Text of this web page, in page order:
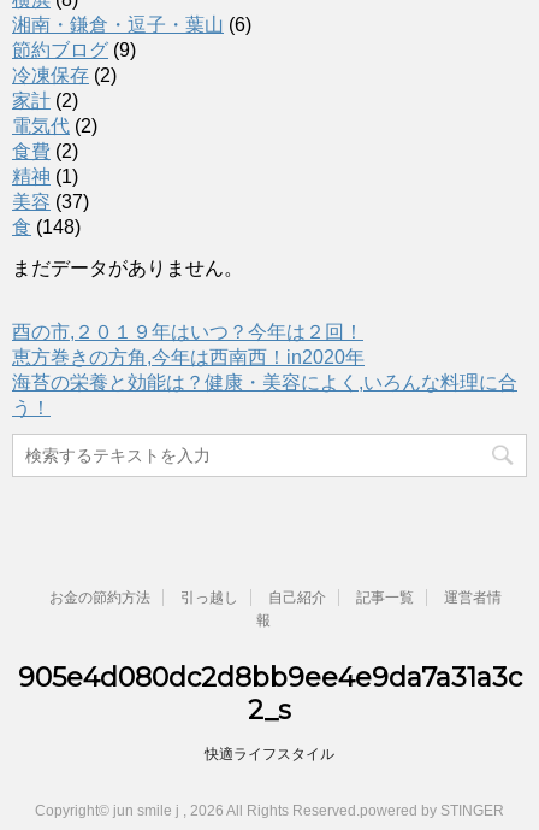
湘南・鎌倉・逗子・葉山 (6)
節約ブログ (9)
冷凍保存 (2)
家計 (2)
電気代 (2)
食費 (2)
精神 (1)
美容 (37)
食 (148)
まだデータがありません。
酉の市,２０１９年はいつ？今年は２回！
恵方巻きの方角,今年は西南西！in2020年
海苔の栄養と効能は？健康・美容によく,いろんな料理に合
う！
お金の節約方法 引っ越し 自己紹介 記事一覧
運営者情
報
905e4d080dc2d8bb9ee4e9da7a31a3c
2_s
快適ライフスタイル
Copyright© jun smile j , 2026 All Rights Reserved.powered by STINGER